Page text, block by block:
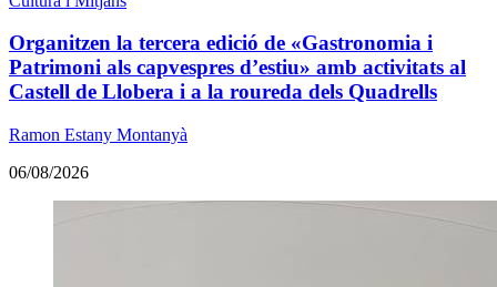
Organitzen la tercera edició de «Gastronomia i
Patrimoni als capvespres d’estiu» amb activitats al
Castell de Llobera i a la roureda dels Quadrells
Ramon Estany Montanyà
06/08/2026